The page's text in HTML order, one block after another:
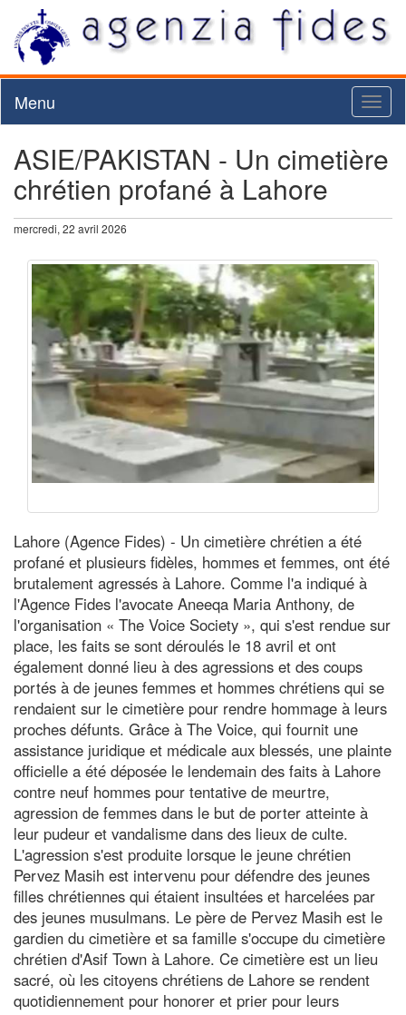
Menu
ASIE/PAKISTAN - Un cimetière
chrétien profané à Lahore
mercredi, 22 avril 2026
Lahore (Agence Fides) - Un cimetière chrétien a été
profané et plusieurs fidèles, hommes et femmes, ont été
brutalement agressés à Lahore. Comme l'a indiqué à
l'Agence Fides l'avocate Aneeqa Maria Anthony, de
l'organisation « The Voice Society », qui s'est rendue sur
place, les faits se sont déroulés le 18 avril et ont
également donné lieu à des agressions et des coups
portés à de jeunes femmes et hommes chrétiens qui se
rendaient sur le cimetière pour rendre hommage à leurs
proches défunts. Grâce à The Voice, qui fournit une
assistance juridique et médicale aux blessés, une plainte
officielle a été déposée le lendemain des faits à Lahore
contre neuf hommes pour tentative de meurtre,
agression de femmes dans le but de porter atteinte à
leur pudeur et vandalisme dans des lieux de culte.
L'agression s'est produite lorsque le jeune chrétien
Pervez Masih est intervenu pour défendre des jeunes
filles chrétiennes qui étaient insultées et harcelées par
des jeunes musulmans. Le père de Pervez Masih est le
gardien du cimetière et sa famille s'occupe du cimetière
chrétien d'Asif Town à Lahore. Ce cimetière est un lieu
sacré, où les citoyens chrétiens de Lahore se rendent
quotidiennement pour honorer et prier pour leurs